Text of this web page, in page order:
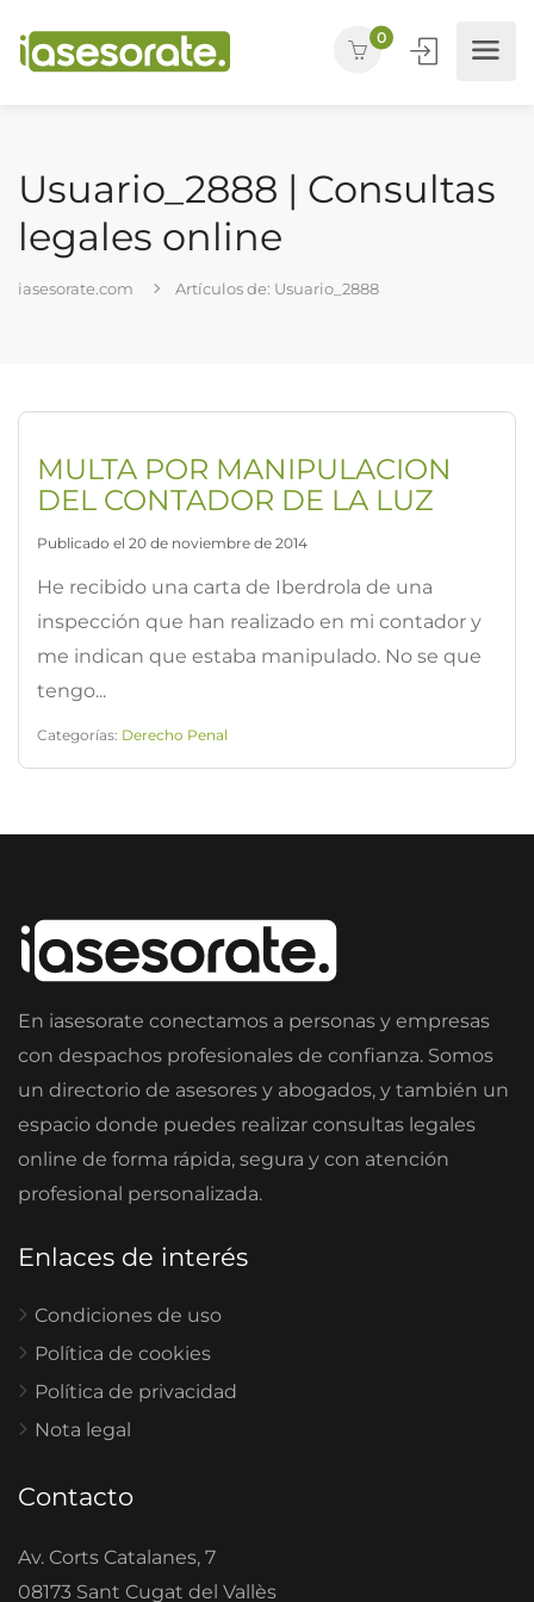
0
Usuario_2888 | Consultas
legales online
iasesorate.com Artículos de: Usuario_2888
MULTA POR MANIPULACION
DEL CONTADOR DE LA LUZ
Publicado el 20 de noviembre de 2014
He recibido una carta de Iberdrola de una
inspección que han realizado en mi contador y
me indican que estaba manipulado. No se que
tengo...
Categorías: Derecho Penal
En iasesorate conectamos a personas y empresas
con despachos profesionales de confianza. Somos
un directorio de asesores y abogados, y también un
espacio donde puedes realizar consultas legales
online de forma rápida, segura y con atención
profesional personalizada.
Enlaces de interés
Condiciones de uso
Política de cookies
Política de privacidad
Nota legal
Contacto
Av. Corts Catalanes, 7
08173 Sant Cugat del Vallès